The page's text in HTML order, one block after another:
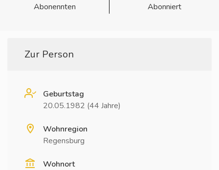
Abonennten
Abonniert
Zur Person
Geburtstag
20.05.1982 (44 Jahre)
Wohnregion
Regensburg
Wohnort